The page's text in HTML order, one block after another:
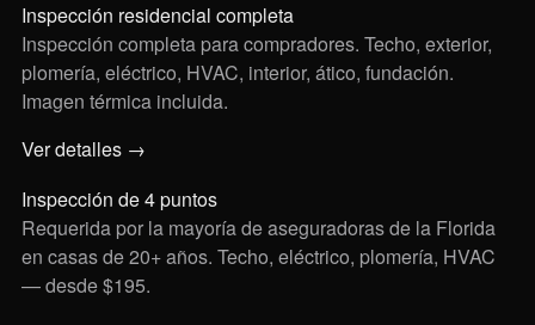
Inspección residencial completa
Inspección completa para compradores. Techo, exterior,
plomería, eléctrico, HVAC, interior, ático, fundación.
Imagen térmica incluida.
Ver detalles →
Inspección de 4 puntos
Requerida por la mayoría de aseguradoras de la Florida
en casas de 20+ años. Techo, eléctrico, plomería, HVAC
— desde $195.